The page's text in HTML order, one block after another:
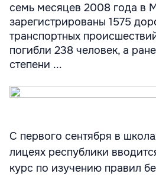
семь месяцев 2008 года в
зарегистрированы 1575
транспортных
погибли 238 человек, а
степени ...
С первого сентября в
лицеях республики
курс по изучению правил